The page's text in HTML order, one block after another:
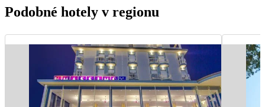
Podobné hotely v regionu